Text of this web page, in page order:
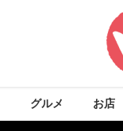
グルメ お店